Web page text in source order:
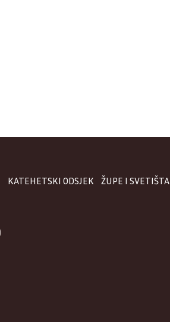
KATEHETSKI ODSJEK ŽUPE I SVETIŠTA